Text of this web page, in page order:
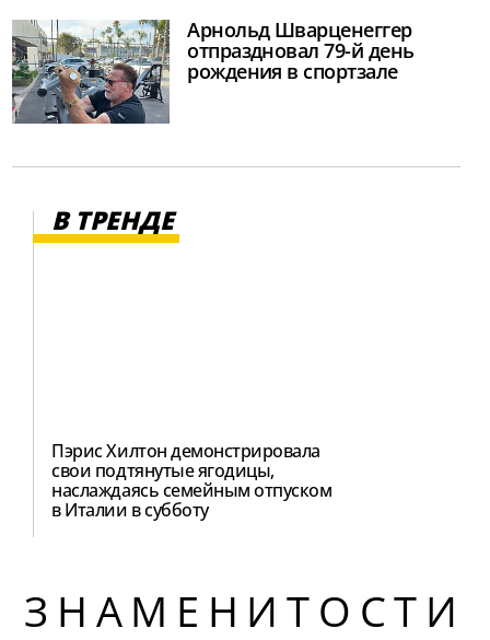
Арнольд Шварценеггер
отпраздновал 79-й день
рождения в спортзале
В ТРЕНДЕ
Пэрис Хилтон демонстрировала
свои подтянутые ягодицы,
наслаждаясь семейным отпуском
в Италии в субботу
ЗНАМЕНИТОСТИ